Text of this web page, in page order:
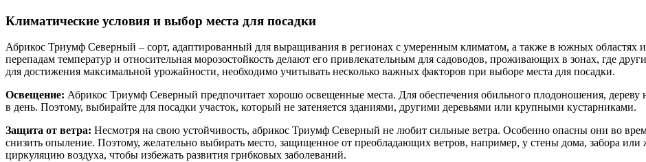
Климатические условия и выбор места для посадки
Абрикос Триумф Северный – сорт, адаптированный для выращивания в регионах с умеренным климатом, а также в южных областях
перепадам температур и относительная морозостойкость делают его привлекательным для садоводов, проживающих в зонах, где
для достижения максимальной урожайности, необходимо учитывать несколько важных факторов при выборе места для посадки.
Освещение: Абрикос Триумф Северный предпочитает хорошо освещенные места. Для обеспечения обильного плодоношения, дереву
в день. Поэтому, выбирайте для посадки участок, который не затеняется зданиями, другими деревьями или крупными кустарниками.
Защита от ветра: Несмотря на свою устойчивость, абрикос Триумф Северный не любит сильные ветра. Особенно опасны они во
снизить опыление. Поэтому, желательно выбирать место, защищенное от преобладающих ветров, например, у стены дома, забора
циркуляцию воздуха, чтобы избежать развития грибковых заболеваний.